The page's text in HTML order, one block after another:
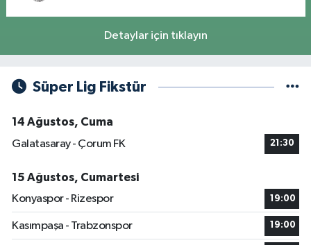
Detaylar için tıklayın
Süper Lig Fikstür
14 Ağustos, Cuma
Galatasaray - Çorum FK
21:30
15 Ağustos, Cumartesi
Konyaspor - Rizespor
19:00
Kasımpaşa - Trabzonspor 19:00